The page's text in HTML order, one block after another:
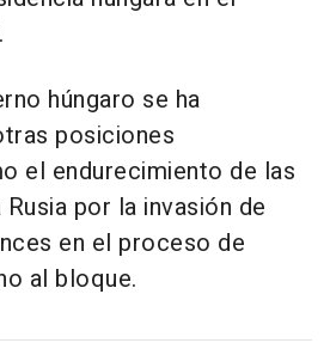
húngaro se ha
posiciones
el endurecimiento de las
por la invasión de
en el proceso de
al bloque.